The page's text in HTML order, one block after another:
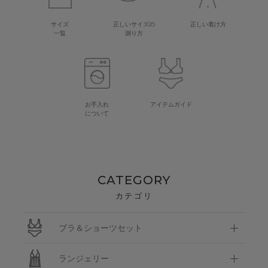
サイズ
一覧
正しいサイズの
測り方
正しい着け方
お手入れ
について
アイテムガイド
CATEGORY
カテゴリ
ブラ＆ショーツセット
ランジェリー